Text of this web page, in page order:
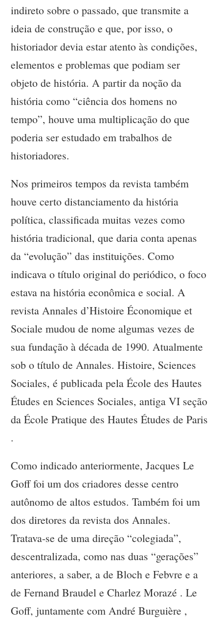
indireto sobre o passado, que transmite a
ideia de construção e que, por isso, o
historiador devia estar atento às condições,
elementos e problemas que podiam ser
objeto de história. A partir da noção da
história como “ciência dos homens no
tempo”, houve uma multiplicação do que
poderia ser estudado em trabalhos de
historiadores.
Nos primeiros tempos da revista também
houve certo distanciamento da história
política, classificada muitas vezes como
história tradicional, que daria conta apenas
da “evolução” das instituições. Como
indicava o título original do periódico, o foco
estava na história econômica e social. A
revista Annales d’Histoire Économique et
Sociale mudou de nome algumas vezes de
sua fundação à década de 1990. Atualmente
sob o título de Annales. Histoire, Sciences
Sociales, é publicada pela École des Hautes
Études en Sciences Sociales, antiga VI seção
da École Pratique des Hautes Études de Paris
.
Como indicado anteriormente, Jacques Le
Goff foi um dos criadores desse centro
autônomo de altos estudos. Também foi um
dos diretores da revista dos Annales.
Tratava-se de uma direção “colegiada”,
descentralizada, como nas duas “gerações”
anteriores, a saber, a de Bloch e Febvre e a
de Fernand Braudel e Charlez Morazé . Le
Goff, juntamente com André Burguière ,